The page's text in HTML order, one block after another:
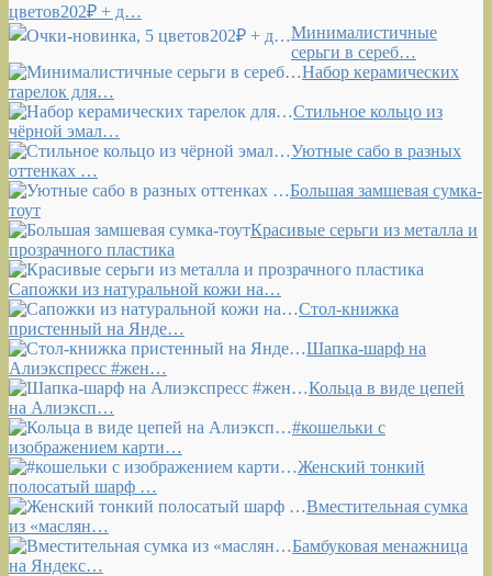
цветов202₽ + д…
Минималистичные
серьги в сереб…
Набор керамических
тарелок для…
Стильное кольцо из
чёрной эмал…
Уютные сабо в разных
оттенках …
Большая замшевая сумка-
тоут
Красивые серьги из металла и
прозрачного пластика
Сапожки из натуральной кожи на…
Стол-книжка
пристенный на Янде…
Шапка-шарф на
Алиэкспресс #жен…
Кольца в виде цепей
на Алиэксп…
#кошельки с
изображением карти…
Женский тонкий
полосатый шарф …
Вместительная сумка
из «маслян…
Бамбуковая менажница
на Яндекс…